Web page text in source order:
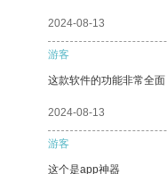
2024-08-13
游客
这款软件的功能非常全面
2024-08-13
游客
这个是app神器